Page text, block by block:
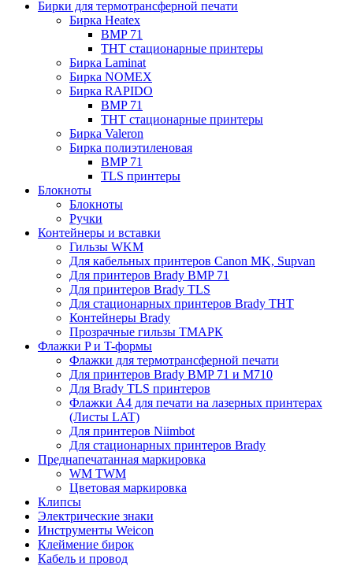
Бирки для термотрансферной печати
Бирка Heatex
BMP 71
THT стационарные принтеры
Бирка Laminat
Бирка NOMEX
Бирка RAPIDO
BMP 71
THT стационарные принтеры
Бирка Valeron
Бирка полиэтиленовая
BMP 71
TLS принтеры
Блокноты
Блокноты
Ручки
Контейнеры и вставки
Гильзы WKM
Для кабельных принтеров Canon MK, Supvan
Для принтеров Brady BMP 71
Для принтеров Brady TLS
Для стационарных принтеров Brady THT
Контейнеры Brady
Прозрачные гильзы ТМАРК
Флажки P и T-формы
Флажки для термотрансферной печати
Для принтеров Brady BMP 71 и M710
Для Brady TLS принтеров
Флажки A4 для печати на лазерных принтерах
(Листы LAT)
Для принтеров Niimbot
Для стационарных принтеров Brady
Преднапечатанная маркировка
WM TWM
Цветовая маркировка
Клипсы
Электрические знаки
Инструменты Weicon
Клеймение бирок
Кабель и провод